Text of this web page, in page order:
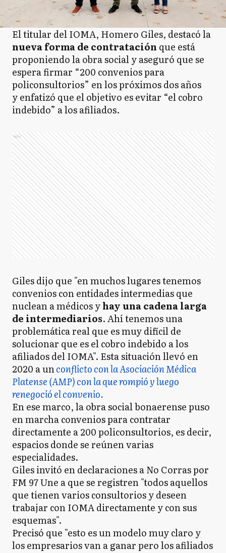
El titular del IOMA, Homero Giles, destacó la
nueva forma de contratación que está
proponiendo la obra social y aseguró que se
espera firmar “200 convenios para
policonsultorios” en los próximos dos años
y enfatizó que el objetivo es evitar “el cobro
indebido” a los afiliados.
Ads
Giles dijo que "en muchos lugares tenemos
convenios con entidades intermedias que
nuclean a médicos yhay una cadena larga
de intermediarios. Ahí tenemos una
problemática real que es muy difícil de
solucionar que es el cobro indebido a los
afiliados del IOMA". Esta situación llevó en
2020 a unconflicto con la Asociación Médica
Platense (AMP) con la que rompió y luego
renegoció el convenio.
En ese marco, la obra social bonaerense puso
en marcha convenios para contratar
directamente a 200 policonsultorios, es decir,
espacios donde se reúnen varias
especialidades.
Giles invitó en declaraciones a No Corras por
FM 97 Une a que se registren "todos aquellos
que tienen varios consultorios y deseen
trabajar con IOMA directamente y con sus
esquemas".
Precisó que "esto es un modelo muy claro y
los empresarios van a ganar pero los afiliados